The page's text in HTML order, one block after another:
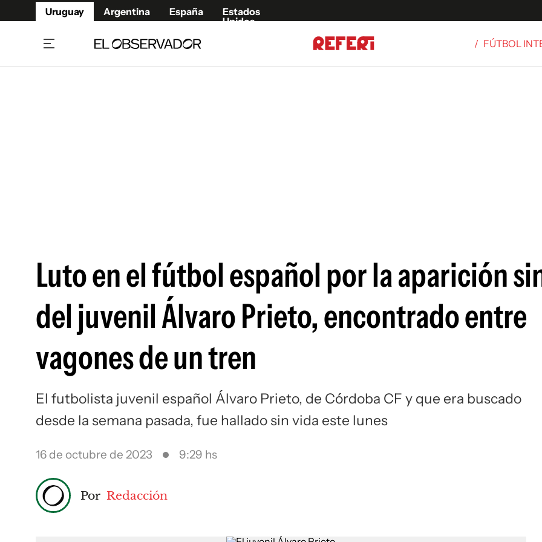
Uruguay Argentina España
Estados
Unidos
/ FÚTBOL
Luto en el fútbol español por la aparición
del juvenil Álvaro Prieto, encontrado entre
vagones de un tren
El futbolista juvenil español Álvaro Prieto, de Córdoba CF y que era buscado
desde la semana pasada, fue hallado sin vida este lunes
16 de octubre de 2023 9:29 hs
Por Redacción